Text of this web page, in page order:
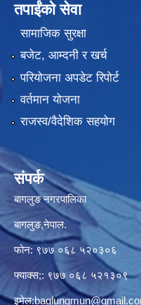
तपाईंको सेवा
सामाजिक सुरक्षा
बजेट, आम्दनी र खर्च
परियोजना अपडेट रिपोर्ट
वर्तमान योजना
राजस्व/वैदेशिक सहयोग
संपर्क
बागलुङ नगरपालिका
बागलुङ,नेपाल.
फोन: ९७७ ०६८ ५२०३०६
फ्याक्स;: ९७७ ०६८ ५२१३०९
इमेल: